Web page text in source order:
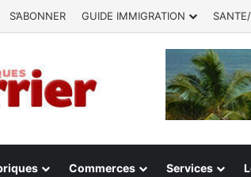
S’ABONNER GUIDE IMMIGRATION
Commerces Services